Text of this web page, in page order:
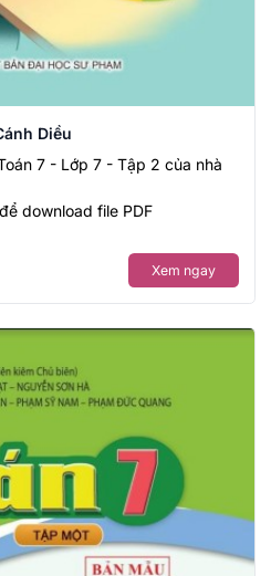
Diều
7 - Lớp 7 - Tập 2 của nhà
download file PDF
Xem ngay